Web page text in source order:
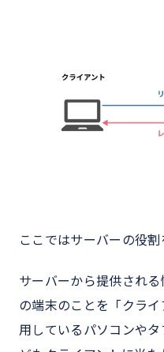
ここではサーバーの役割
サーバーから提供され
の端末のことを「クラ
用しているパソコンや